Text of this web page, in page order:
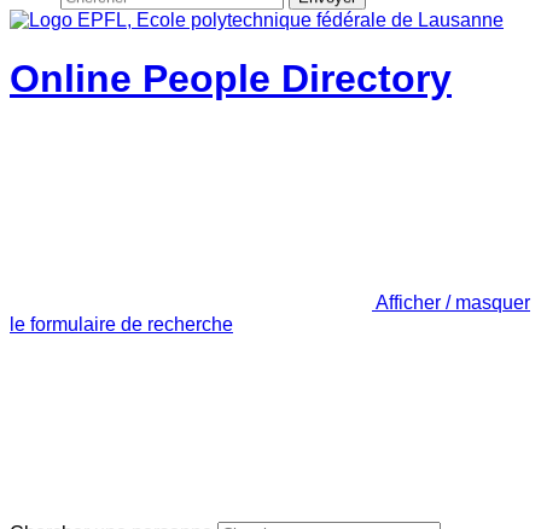
Online People Directory
Afficher / masquer
le formulaire de recherche